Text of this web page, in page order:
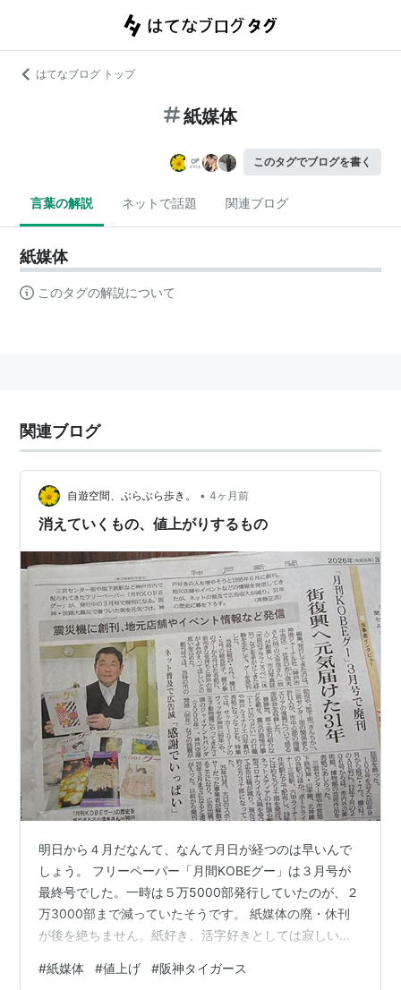
はてなブログ トップ
紙媒体
このタグでブログを書く
言葉の解説 ネットで話題 関連ブログ
紙媒体
このタグの解説について
関連ブログ
自遊空間、ぶらぶら歩き。 • 4ヶ月前
消えていくもの、値上がりするもの
明日から４月だなんて、なんて月日が経つのは早いんで
しょう。 フリーペーパー「月間KOBEグー」は３月号が
最終号でした。一時は５万5000部発行していたのが、２
万3000部まで減っていたそうです。 紙媒体の廃・休刊
が後を絶ちません。紙好き、活字好きとしては寂しい限
げを並べることは変ですが、３月が区切りになったとい
#紙媒体 #値上げ #阪神タイガース